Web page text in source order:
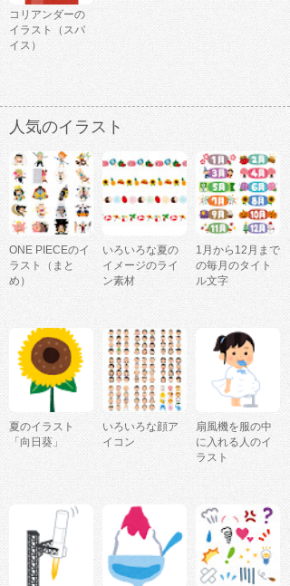
コリアンダーの
イラスト（スパ
イス）
人気のイラスト
ONE PIECEのイ
ラスト（まと
め）
いろいろな夏の
イメージのライ
ン素材
1月から12月まで
の毎月のタイト
ル文字
夏のイラスト
「向日葵」
いろいろな顔ア
イコン
扇風機を服の中
に入れる人のイ
ラスト